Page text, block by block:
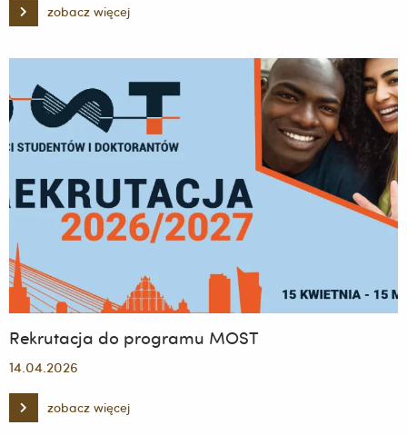
zobacz więcej
Dr
Maria
Domaradzka
gronie
prelegentów
konferencji
edukacyjnej
–
wiedza,
chroni
życie”
Rekrutacja do programu MOST
14.04.2026
zobacz więcej
Rekrutacja
do